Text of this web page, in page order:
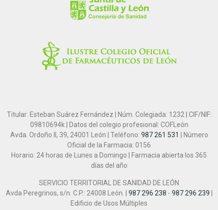
Titular: Esteban Suárez Fernández | Núm. Colegiada: 1232 | CIF/NIF:
09810694k | Datos del colegio profesional: COFLeón
Avda. Ordoño II, 39, 24001 León | Teléfono: 987 261 531
| Número
Oficial de la Farmacia: 0156
Horario: 24 horas de Lunes a Domingo | Farmacia abierta los 365
días del año
SERVICIO TERRITORIAL DE SANIDAD DE LEÓN
Avda Peregrinos, s/n. C.P.: 24008 León. | 987 296 238 - 987 296 239
Edificio de Usos Múltiples